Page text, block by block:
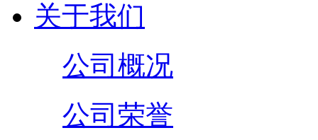
关于我们
公司概况
公司荣誉